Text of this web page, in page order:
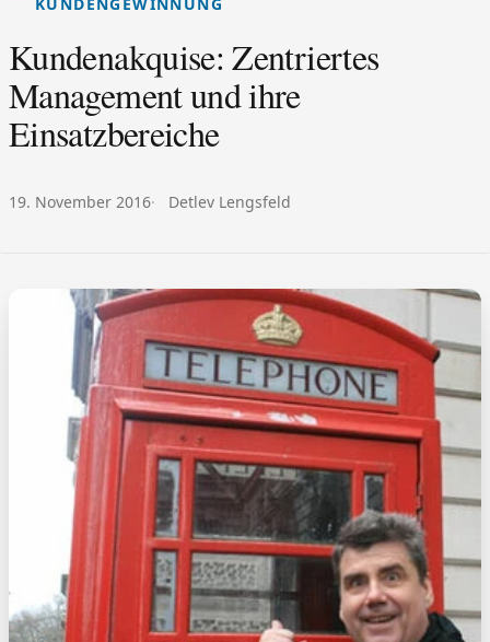
Kundenakquise: Zentriertes
Management und ihre
Einsatzbereiche
Veröffentlicht am:
19. November 2016 Autor:
Detlev Lengsfeld